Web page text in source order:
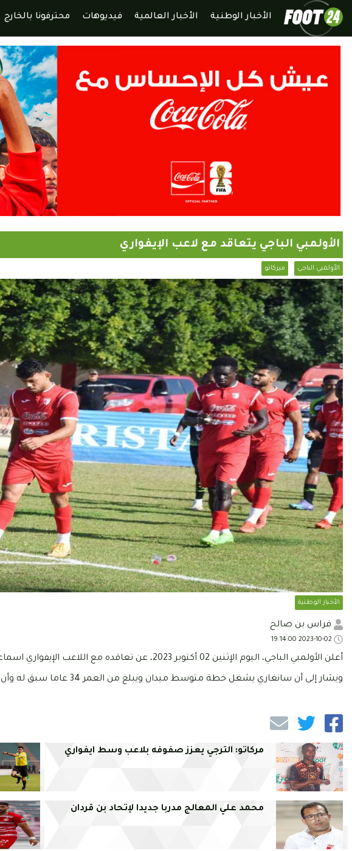
الأخبار الوطنية الأخبار العالمية فيديوهات محترفونا بالخارج
الأولمبي الباجي يتعاقد مع لاعب الإيفواري
الأولمبي الباجي ميركاتو
الأخبار الوطنية
فراس بن صالح
أعلن الأولمبي الباجي، اليوم الإثنين 02 أكتوبر 2023، عن تعاقده مع اللاعب الإيفواري اسماعيل سانغاري في صفقة انتقال حر.
ويشار إلى أن سانغاري يشغل خطة متوسط ميدان ويبلغ من العمر 34 عاما سبق له وأن خاض تجربة في البطولة الوطنية عبر بوابة أولمبيك سيدي بوزيد.
مركاتو: الترجي يعزز صفوفه بلاعب وسط ايفواري
محمد علي المعالج مدربا جديدا لإتحاد بن قردان